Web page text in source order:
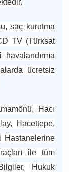
saç kurutma
TV (Türksat
havalandırma
ücretsiz
Hacı
Hacettepe,
Hastanelerine
ile tüm
Hukuk